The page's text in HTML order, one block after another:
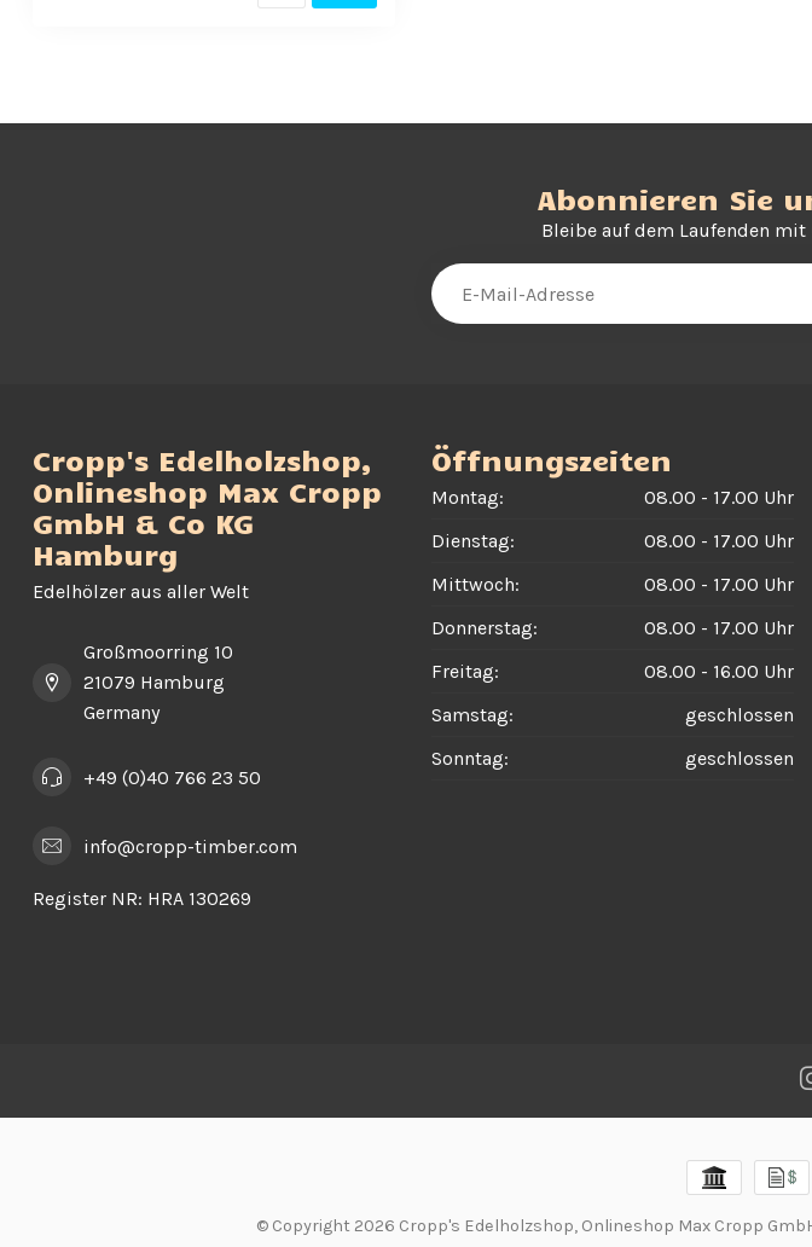
Abonnieren Sie
Bleibe auf dem Laufenden
Cropp's Edelholzshop,
Onlineshop Max Cropp
GmbH & Co KG
Hamburg
Edelhölzer aus aller Welt
Großmoorring 10
21079 Hamburg
Germany
+49 (0)40 766 23 50
info@cropp-timber.com
Register NR: HRA 130269
Öffnungszeiten
Montag:
08.00 - 17.00 Uhr
Dienstag:
08.00 - 17.00 Uhr
Mittwoch:
08.00 - 17.00 Uhr
Donnerstag:
08.00 - 17.00 Uhr
Freitag:
08.00 - 16.00 Uhr
Samstag:
geschlossen
Sonntag:
geschlossen
© Copyright 2026 Cropp's Edelholzshop, Onlineshop Max Cropp